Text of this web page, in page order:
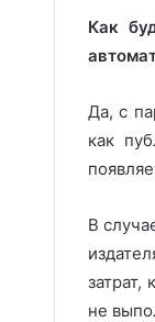
Как
Да, с
как
В
затрат,
не